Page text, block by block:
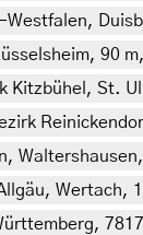
90
Kitzbühel, St.
Wertach,